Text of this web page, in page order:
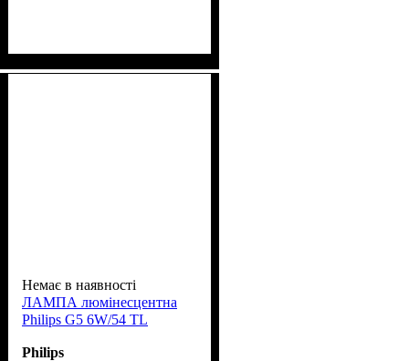
Немає в наявності
ЛАМПА люмінесцентна
Phіlіps G5 6W/54 TL
Philips